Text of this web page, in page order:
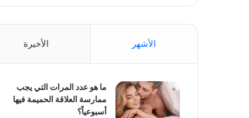
الأشهر الأخيرة
ما هو عدد المرات التي يجب
ممارسة العلاقة الحميمة فيها
أسبوعياً؟